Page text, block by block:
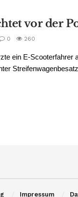
vor der
0 260
ein E-Scooterfahrer
Impressum